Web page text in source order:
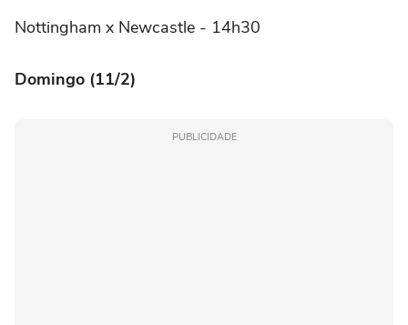
Nottingham x Newcastle - 14h30
Domingo (11/2)
PUBLICIDADE